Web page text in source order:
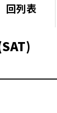
回列表